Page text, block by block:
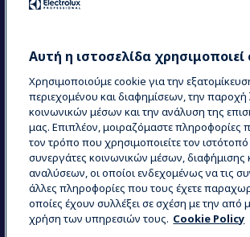
Electrolux Professional Ακαδημία Chef
COUNTRY AND LANGUAGE
Η ΕΠΙΛΟΓΉ ΣΑΣ: ΕΛΛΗΝΙΚΆ
Data Privacy Statement
Αυτή η ιστοσελίδα
Χρησιμοποιούμε cookie για την
περιεχομένου και διαφημίσεων, την παροχή
κοινωνικών μέσων και την ανάλυση της
μας. Επιπλέον, μοιραζόμαστε πληροφορίες
τον τρόπο που χρησιμοποιείτε τον
συνεργάτες κοινωνικών μέσων, διαφήμισης
αναλύσεων, οι οποίοι ενδεχομένως να τις
άλλες πληροφορίες που τους έχετε
οποίες έχουν συλλέξει σε σχέση με την από
χρήση των υπηρεσιών τους. Cookie Policy